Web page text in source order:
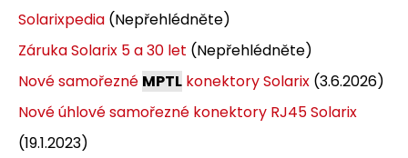
Solarixpedia (Nepřehlédněte)
Záruka Solarix 5 a 30 let (Nepřehlédněte)
Nové samořezné MPTL konektory Solarix (3.6.2026)
Nové úhlové samořezné konektory RJ45 Solarix
(19.1.2023)